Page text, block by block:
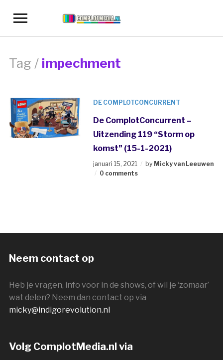
Toggle
navigation
Tag / impechment
DE COMPLOTCONCURRENT
De ComplotConcurrent –
Uitzending 119 “Storm op
komst” (15-1-2021)
januari 15, 2021 by Micky van Leeuwen
0 comments
Neem contact op
Heb je vragen, info voor in de shows, of wil je ‘zomaar’
wat delen? Neem dan contact op via
micky@indigorevolution.nl
Volg ComplotMedia.nl via